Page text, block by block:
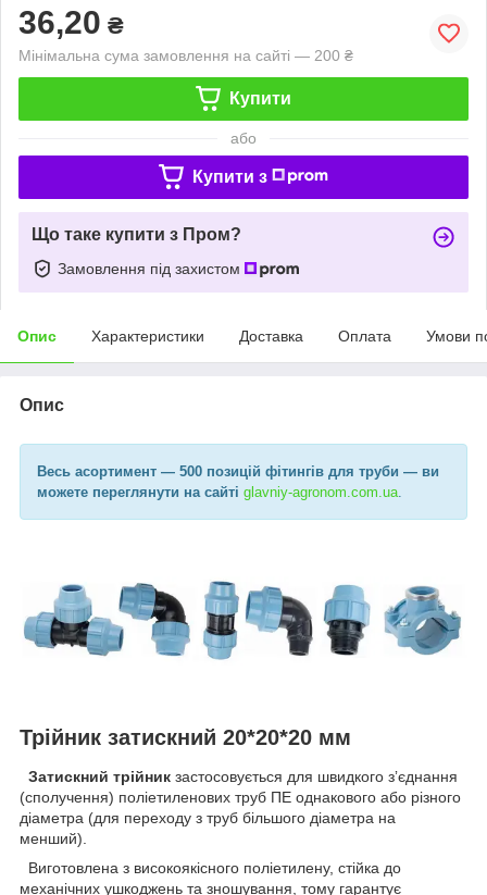
36,20 ₴
Мінімальна сума замовлення на сайті — 200 ₴
Купити
або
Купити з
Що таке купити з Пром?
Замовлення під захистом
Опис Характеристики Доставка Оплата Умови
Опис
Весь асортимент — 500 позицій фітингів для труби — ви
можете переглянути на сайті glavniy-agronom.com.ua​
Трійник затискний 20*20*20 мм
Затискний трійник застосовується для швидкого зʼєднання
(сполучення) поліетиленових труб ПЕ однакового або різного
діаметра (для переходу з труб більшого діаметра на
менший).
Виготовлена з високоякісного поліетилену, стійка до
механічних ушкоджень та зношування, тому гарантує